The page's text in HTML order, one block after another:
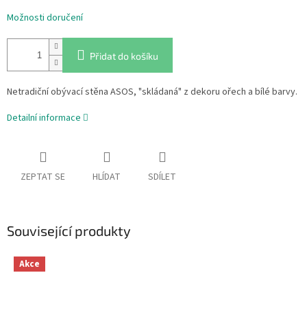
Možnosti doručení
Přidat do košíku
Netradiční obývací stěna ASOS, "skládaná" z dekoru ořech a bílé barvy.
Detailní informace
ZEPTAT SE HLÍDAT SDÍLET
Související produkty
Akce